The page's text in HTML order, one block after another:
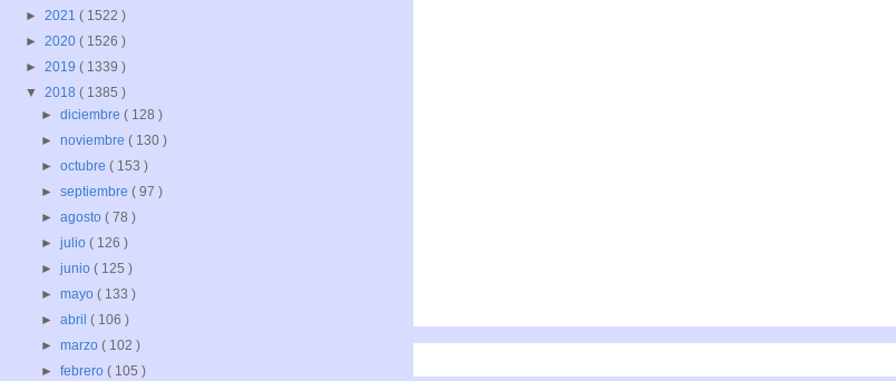
► 2021 ( 1522 )
► 2020 ( 1526 )
► 2019 ( 1339 )
▼ 2018 ( 1385 )
►diciembre( 128 )
►noviembre( 130 )
►octubre( 153 )
►septiembre( 97 )
►agosto( 78 )
►julio( 126 )
►junio( 125 )
►mayo( 133 )
►abril( 106 )
►marzo( 102 )
►febrero( 105 )